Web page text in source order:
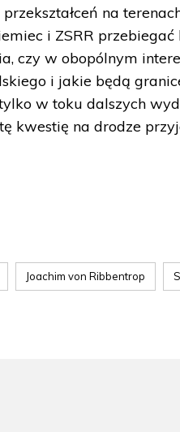
na
i ZSRR
czy w obopólnym
i jakie będą
w toku dalszych
kwestię na drodze
Joachim von Ribbentrop